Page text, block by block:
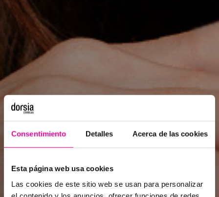
Consentimiento Detalles Acerca de las cookies
Esta página web usa cookies
Las cookies de este sitio web se usan para personalizar